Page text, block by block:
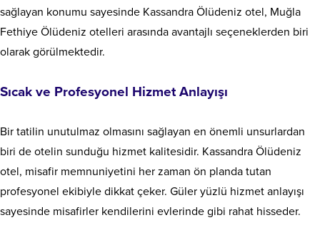
sağlayan konumu sayesinde Kassandra Ölüdeniz otel, Muğla
Fethiye Ölüdeniz otelleri arasında avantajlı seçeneklerden biri
olarak görülmektedir.
Sıcak ve Profesyonel Hizmet Anlayışı
Bir tatilin unutulmaz olmasını sağlayan en önemli unsurlardan
biri de otelin sunduğu hizmet kalitesidir. Kassandra Ölüdeniz
otel, misafir memnuniyetini her zaman ön planda tutan
profesyonel ekibiyle dikkat çeker. Güler yüzlü hizmet anlayışı
sayesinde misafirler kendilerini evlerinde gibi rahat hisseder.